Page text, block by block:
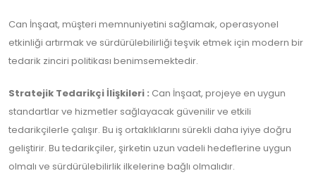
Can İnşaat, müşteri memnuniyetini sağlamak, operasyonel
etkinliği artırmak ve sürdürülebilirliği teşvik etmek için modern bir
tedarik zinciri politikası benimsemektedir.
Stratejik Tedarikçi İlişkileri : Can İnşaat, projeye en uygun
standartlar ve hizmetler sağlayacak güvenilir ve etkili
tedarikçilerle çalışır. Bu iş ortaklıklarını sürekli daha iyiye doğru
geliştirir. Bu tedarikçiler, şirketin uzun vadeli hedeflerine uygun
olmalı ve sürdürülebilirlik ilkelerine bağlı olmalıdır.